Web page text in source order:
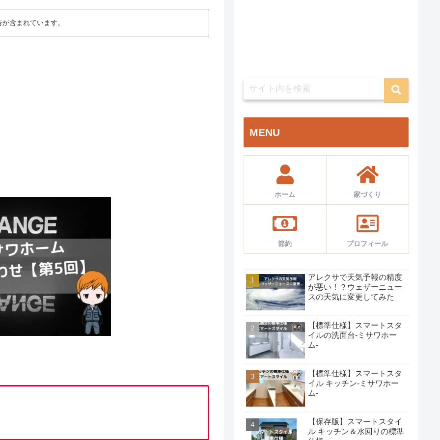
含まれています。
MENU
ホーム 家づくり
節約 プロフィール
アレクサで天気予報の精度
が悪い！？ウェザーニュー
スの天気に変更してみた
【標準仕様】スマートスタ
イルの洗面台-ミサワホー
ム-
【標準仕様】スマートスタ
イル キッチン-ミサワホー
ム-
【保存版】スマートスタイ
ル キッチン＆水回りの標準